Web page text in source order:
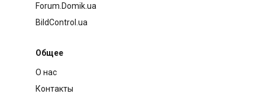
Forum.Domik.ua
BildControl.ua
Общее
О нас
Контакты